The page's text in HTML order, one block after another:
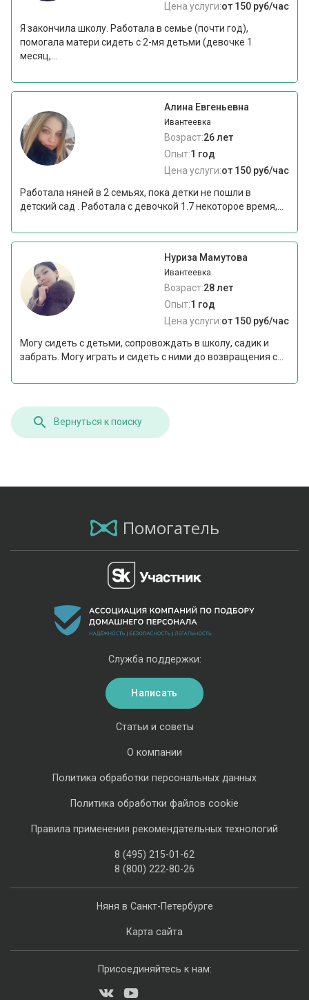
Цена услуги:от 150 руб/час
Я закончила школу. Работала в семье (почти год),
помогала матери сидеть с 2-мя детьми (девочке 1
месяц,...
Алина Евгеньевна
Ивантеевка
Возраст:26 лет
Опыт:1 год
Цена услуги:от 150 руб/час
Работала няней в 2 семьях, пока детки не пошли в
детский сад . Работала с девочкой 1.7 некоторое время,...
Нуриза Мамутова
Ивантеевка
Возраст:28 лет
Опыт:1 год
Цена услуги:от 150 руб/час
Могу сидеть с детьми, сопровождать в школу, садик и
забрать. Могу играть и сидеть с ними до возвращения с...
Вернуться к поиску
Помогатель
Няня в Санкт-Петербурге
Карта сайта
Статьи и советы
О компании
Политика обработки персональных данных
Политика обработки файлов cookie
Правила применения рекомендательных технологий
8 (495) 215-01-62
8 (800) 222-80-26
Служба поддержки:
Написать
Присоединяйтесь к нам: